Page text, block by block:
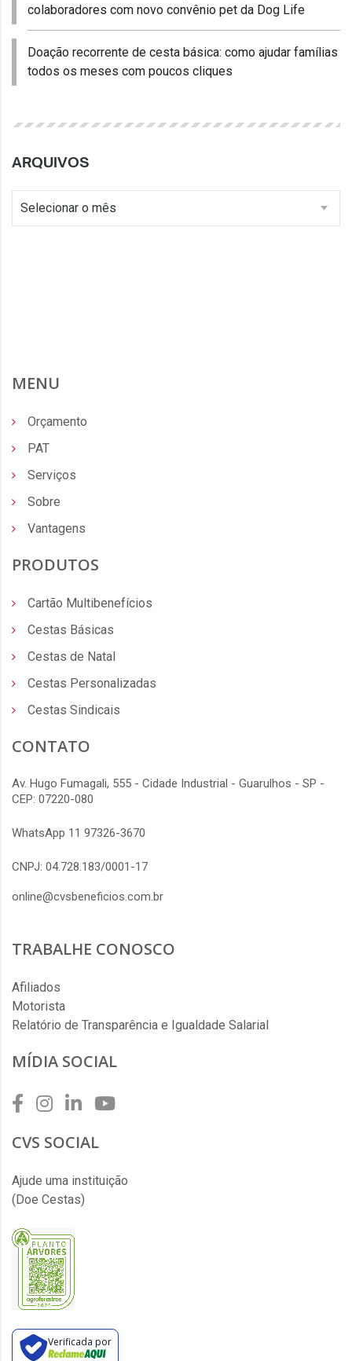
colaboradores com novo convênio pet da Dog Life
Doação recorrente de cesta básica: como ajudar famílias
todos os meses com poucos cliques
ARQUIVOS
Selecionar o mês
MENU
Orçamento
PAT
Serviços
Sobre
Vantagens
PRODUTOS
Cartão Multibenefícios
Cestas Básicas
Cestas de Natal
Cestas Personalizadas
Cestas Sindicais
CONTATO
Av. Hugo Fumagali, 555 - Cidade Industrial - Guarulhos - SP -
CEP: 07220-080
WhatsApp 11 97326-3670
CNPJ: 04.728.183/0001-17
online@cvsbeneficios.com.br
TRABALHE CONOSCO
Afiliados
Motorista
Relatório de Transparência e Igualdade Salarial
MÍDIA SOCIAL
CVS SOCIAL
Ajude uma instituição
(Doe Cestas)
Verificada por